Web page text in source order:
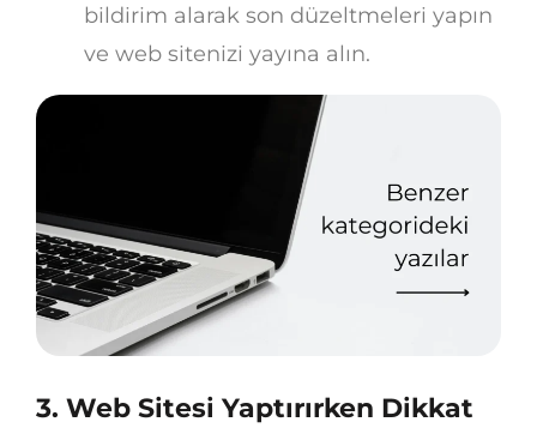
bildirim alarak son düzeltmeleri yapın
ve web sitenizi yayına alın.
3. Web Sitesi Yaptırırken Dikkat